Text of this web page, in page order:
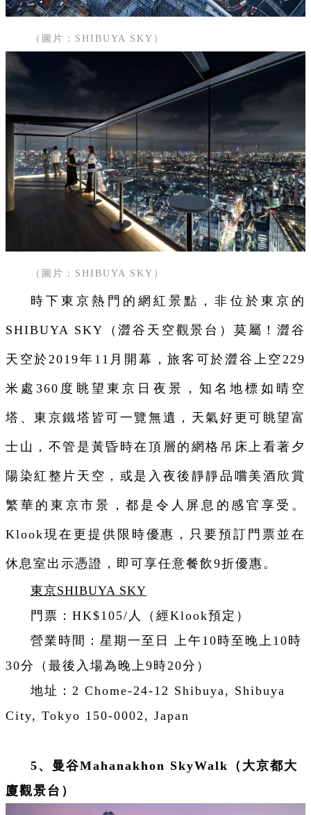
（圖片：SHIBUYA SKY）
（圖片：SHIBUYA SKY）
時下東京熱門的網紅景點，非位於東京的
SHIBUYA SKY（澀谷天空觀景台 ）莫屬！澀谷
天空於2019年11月開幕，旅客可於澀谷上空229
米處360度眺望東京日夜景，知名地標如晴空
塔、東京鐵塔皆可一覽無遺，天氣好更可眺望富
士山，不管是黃昏時在頂層的網格吊床上看著夕
陽染紅整片天空，或是入夜後靜靜品嚐美酒欣賞
繁華的東京市景，都是令人屏息的感官享受。
Klook現在更提供限時優惠，只要預訂門票並在
休息室出示憑證，即可享任意餐飲9折優惠。
東京SHIBUYA SKY
門票：HK$105/人（經Klook預定）
營業時間：星期一至日 上午10時至晚上10時
30分（最後入場為晚上9時20分）
地址：2 Chome-24-12 Shibuya, Shibuya
City, Tokyo 150-0002, Japan
5、曼谷Mahanakhon SkyWalk （大京都大
廈觀景台）